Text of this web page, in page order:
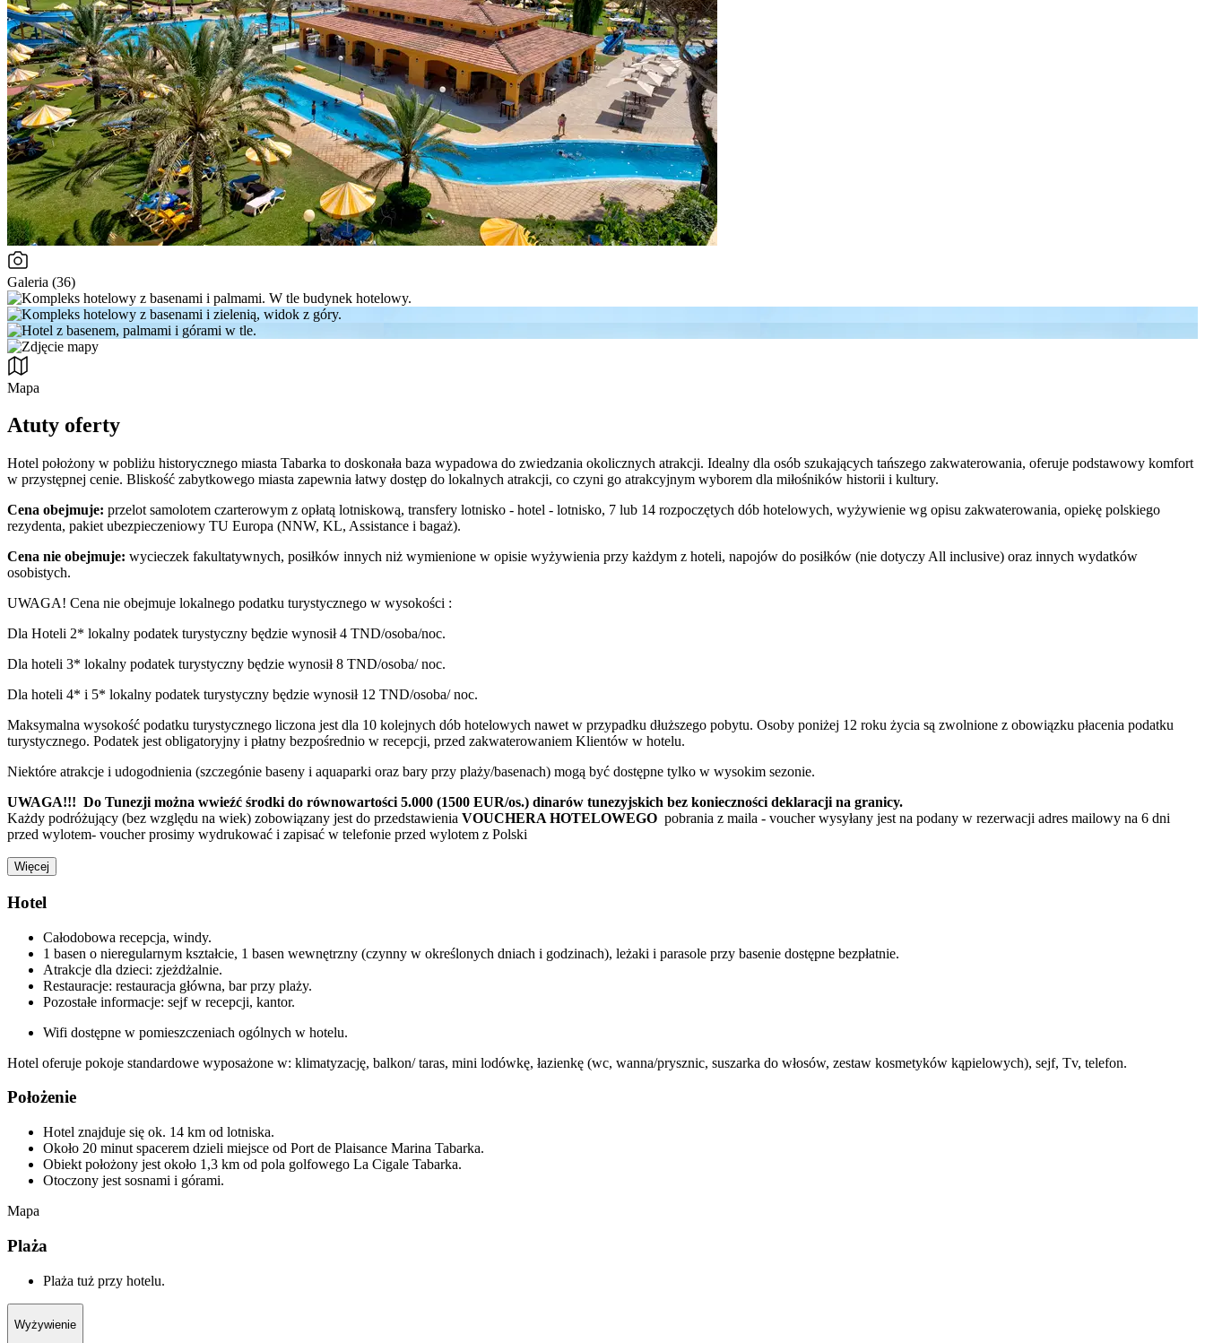
Galeria (36)
Mapa
Atuty oferty
Hotel położony w pobliżu historycznego miasta Tabarka to doskonała baza wypadowa do zwiedzania okolicznych atrakcji. Idealny dla osób szukających tańszego zakwaterowania, oferuje podstawowy komfort
w przystępnej cenie. Bliskość zabytkowego miasta zapewnia łatwy dostęp do lokalnych atrakcji, co czyni go atrakcyjnym wyborem dla miłośników historii i kultury.
Cena obejmuje: przelot samolotem czarterowym z opłatą lotniskową, transfery lotnisko - hotel - lotnisko, 7 lub 14 rozpoczętych dób hotelowych, wyżywienie wg opisu zakwaterowania, opiekę polskiego
rezydenta, pakiet ubezpieczeniowy TU Europa (NNW, KL, Assistance i bagaż).
Cena nie obejmuje: wycieczek fakultatywnych, posiłków innych niż wymienione w opisie wyżywienia przy każdym z hoteli, napojów do posiłków (nie dotyczy All inclusive) oraz innych wydatków
osobistych.
UWAGA! Cena nie obejmuje lokalnego podatku turystycznego w wysokości :
Dla Hoteli 2* lokalny podatek turystyczny będzie wynosił 4 TND/osoba/noc.
Dla hoteli 3* lokalny podatek turystyczny będzie wynosił 8 TND/osoba/ noc.
Dla hoteli 4* i 5* lokalny podatek turystyczny będzie wynosił 12 TND/osoba/ noc.
Maksymalna wysokość podatku turystycznego liczona jest dla 10 kolejnych dób hotelowych nawet w przypadku dłuższego pobytu. Osoby poniżej 12 roku życia są zwolnione z obowiązku płacenia podatku
turystycznego. Podatek jest obligatoryjny i płatny bezpośrednio w recepcji, przed zakwaterowaniem Klientów w hotelu.
Niektóre atrakcje i udogodnienia (szczegónie baseny i aquaparki oraz bary przy plaży/basenach) mogą być dostępne tylko w wysokim sezonie.
UWAGA!!! Do Tunezji można wwieźć środki do równowartości 5.000 (1500 EUR/os.) dinarów tunezyjskich bez konieczności deklaracji na granicy.
Każdy podróżujący (bez względu na wiek) zobowiązany jest do przedstawienia VOUCHERA HOTELOWEGO pobrania z maila - voucher wysyłany jest na podany w rezerwacji adres mailowy na 6 dni
przed wylotem- voucher prosimy wydrukować i zapisać w telefonie przed wylotem z Polski
Więcej
Hotel
Całodobowa recepcja, windy.
1 basen o nieregularnym kształcie, 1 basen wewnętrzny (czynny w określonych dniach i godzinach), leżaki i parasole przy basenie dostępne bezpłatnie.
Atrakcje dla dzieci: zjeżdżalnie.
Restauracje: restauracja główna, bar przy plaży.
Pozostałe informacje: sejf w recepcji, kantor.
Wifi dostępne w pomieszczeniach ogólnych w hotelu.
Hotel oferuje pokoje standardowe wyposażone w: klimatyzację, balkon/ taras, mini lodówkę, łazienkę (wc, wanna/prysznic, suszarka do włosów, zestaw kosmetyków kąpielowych), sejf, Tv, telefon.
Położenie
Hotel znajduje się ok. 14 km od lotniska.
Około 20 minut spacerem dzieli miejsce od Port de Plaisance Marina Tabarka.
Obiekt położony jest około 1,3 km od pola golfowego La Cigale Tabarka.
Otoczony jest sosnami i górami.
Mapa
Plaża
Plaża tuż przy hotelu.
Wyżywienie